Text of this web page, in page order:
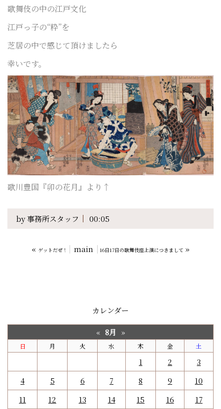
歌舞伎の中の江戸文化
江戸っ子の“粋”を
芝居の中で感じて頂けましたら
幸いです。
歌川豊国『卯の花月』より↑
by事務所スタッフ 00:05
« ゲットだぜ！ main 16日17日の歌舞伎座上演につきまして »
カレンダー
« 8月 »
日 月 火 水 木 金 土
1 2
3
4
5 6 7 8 9
10
11
12 13 14 15 16 17